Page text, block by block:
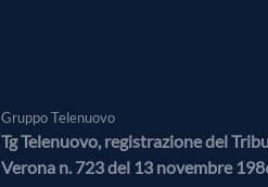
Gruppo Telenuovo
Tg Telenuovo, registrazione del
Verona n. 723 del 13 novembre